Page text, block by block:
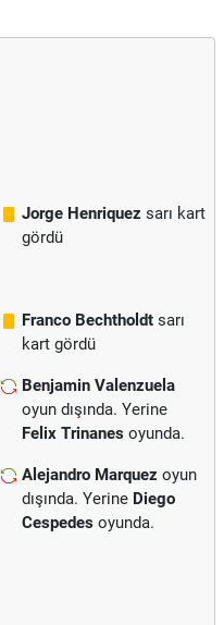
Jorge Henriquez sarı kart
gördü
Franco Bechtholdt sarı
kart gördü
Benjamin Valenzuela
oyun dışında. Yerine
Felix Trinanes oyunda.
Alejandro Marquez oyun
dışında. Yerine Diego
Cespedes oyunda.